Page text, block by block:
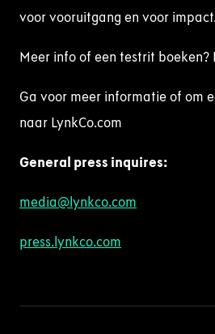
voor vooruitgang en voor impact.
Meer info of een testrit boeken?
Ga voor meer informatie of om
naar LynkCo.com
General press inquires:
media@lynkco.com
press.lynkco.com